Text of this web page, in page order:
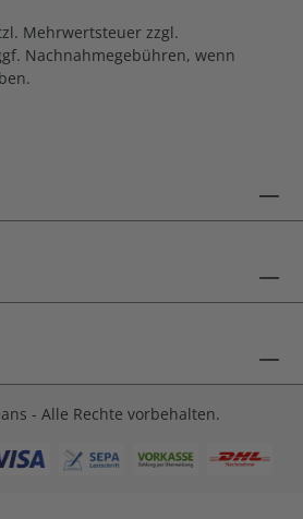
Mehrwertsteuer zzgl.
Nachnahmegebühren, wenn
- Alle Rechte vorbehalten.